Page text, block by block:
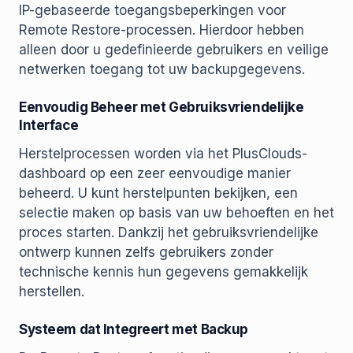
IP-gebaseerde toegangsbeperkingen voor
Remote Restore-processen. Hierdoor hebben
alleen door u gedefinieerde gebruikers en veilige
netwerken toegang tot uw backupgegevens.
Eenvoudig Beheer met Gebruiksvriendelijke
Interface
Herstelprocessen worden via het PlusClouds-
dashboard op een zeer eenvoudige manier
beheerd. U kunt herstelpunten bekijken, een
selectie maken op basis van uw behoeften en het
proces starten. Dankzij het gebruiksvriendelijke
ontwerp kunnen zelfs gebruikers zonder
technische kennis hun gegevens gemakkelijk
herstellen.
Systeem dat Integreert met Backup